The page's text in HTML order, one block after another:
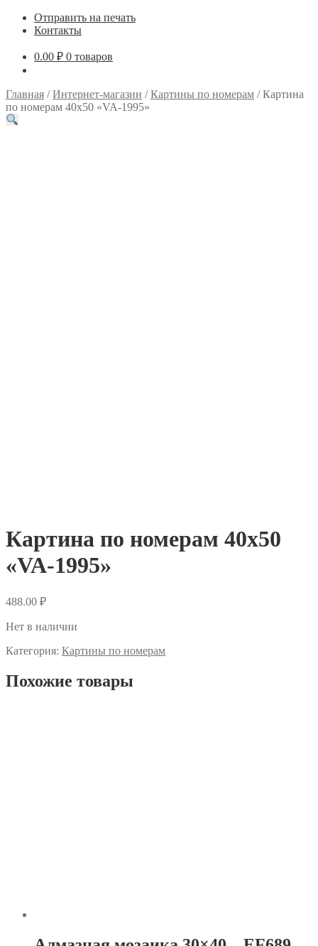
Отправить на печать
Контакты
0.00 ₽ 0 товаров
Главная /Интернет-магазин /Картины по номерам /Картина
по номерам 40х50 «VA-1995»
Картина по номерам 40х50
«VA-1995»
488.00 ₽
Нет в наличии
Категория: Картины по номерам
Похожие товары